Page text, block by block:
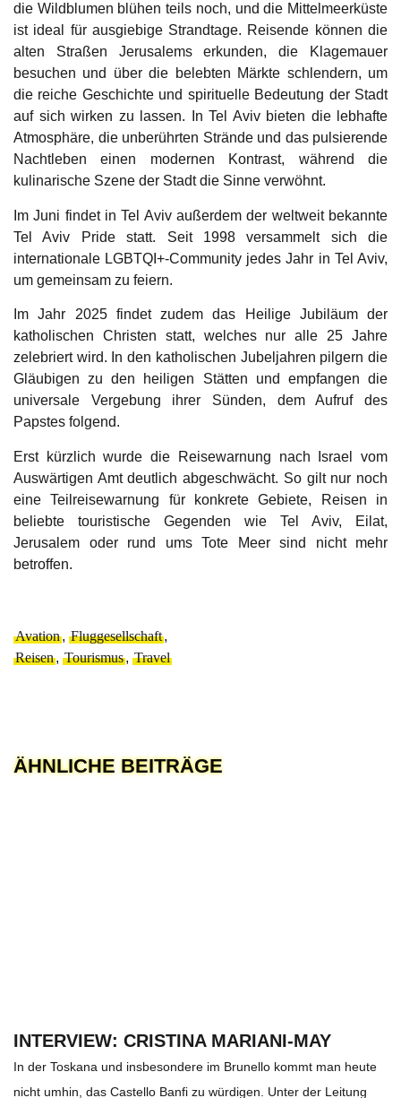
die Wildblumen blühen teils noch, und die Mittelmeerküste
ist ideal für ausgiebige Strandtage. Reisende können die
alten Straßen Jerusalems erkunden, die Klagemauer
besuchen und über die belebten Märkte schlendern, um
die reiche Geschichte und spirituelle Bedeutung der Stadt
auf sich wirken zu lassen. In Tel Aviv bieten die lebhafte
Atmosphäre, die unberührten Strände und das pulsierende
Nachtleben einen modernen Kontrast, während die
kulinarische Szene der Stadt die Sinne verwöhnt.
Im Juni findet in Tel Aviv außerdem der weltweit bekannte
Tel Aviv Pride statt. Seit 1998 versammelt sich die
internationale LGBTQI+-Community jedes Jahr in Tel Aviv,
um gemeinsam zu feiern.
Im Jahr 2025 findet zudem das Heilige Jubiläum der
katholischen Christen statt, welches nur alle 25 Jahre
zelebriert wird. In den katholischen Jubeljahren pilgern die
Gläubigen zu den heiligen Stätten und empfangen die
universale Vergebung ihrer Sünden, dem Aufruf des
Papstes folgend.
Erst kürzlich wurde die Reisewarnung nach Israel vom
Auswärtigen Amt deutlich abgeschwächt. So gilt nur noch
eine Teilreisewarnung für konkrete Gebiete, Reisen in
beliebte touristische Gegenden wie Tel Aviv, Eilat,
Jerusalem oder rund ums Tote Meer sind nicht mehr
betroffen.
Avation, Fluggesellschaft,
Reisen, Tourismus, Travel
ÄHNLICHE BEITRÄGE
INTERVIEW: CRISTINA MARIANI-MAY
In der Toskana und insbesondere im Brunello kommt man heute
nicht umhin, das Castello Banfi zu würdigen. Unter der Leitung